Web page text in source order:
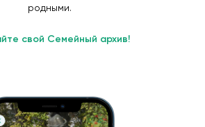
родными.
свой Семейный архив!